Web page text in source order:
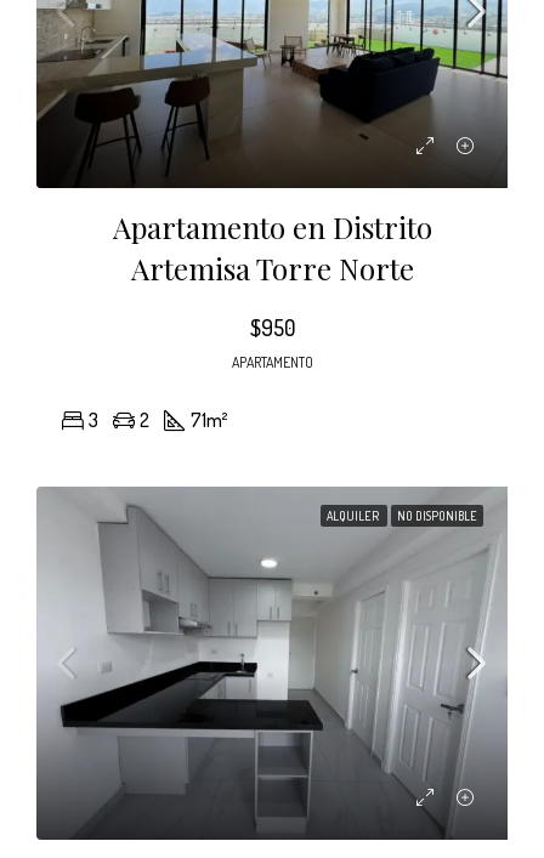
Apartamento en Distrito
Artemisa Torre Norte
$950
APARTAMENTO
3 2 71m²
ALQUILER NO DISPONIBLE